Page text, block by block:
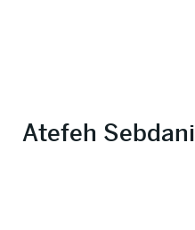
Atefeh Sebdani